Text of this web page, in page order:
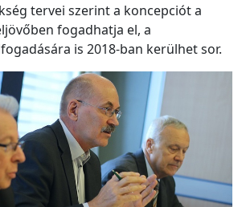
tervei szerint a koncepciót a
fogadhatja el, a
is 2018-ban kerülhet sor.